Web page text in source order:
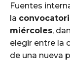
Fuentes
la
miércoles,
elegir entre la
de una nueva